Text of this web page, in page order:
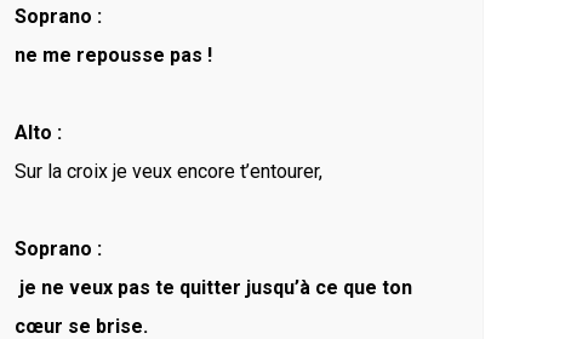
Soprano :
ne me repousse pas !
Alto :
Sur la croix je veux encore t’entourer,
Soprano :
je ne veux pas te quitter jusqu’à ce que ton
cœur se brise.